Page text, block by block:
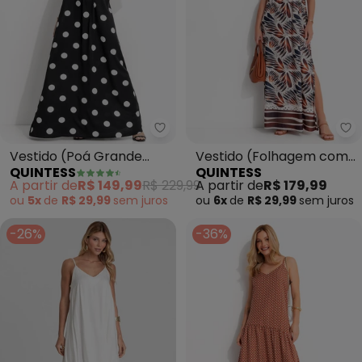
Quintess - Vestido (Poá
Vestido (Poá Grande
Preto) em Poliéster
QUINTESS
A partir deR$ 149,99R$ 229,99
ou 5x de R$ 29,99 sem juros
Vestido (Folhagem com
Barrado) em Malha Fria
QUINTESS
A partir deR$ 179,99
ou 6x de R$ 29,99 sem juros
-26% -36%